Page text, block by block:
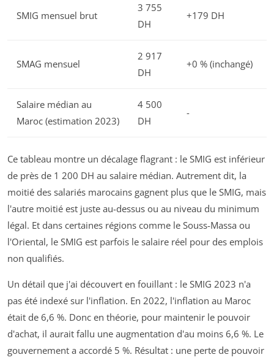
SMIG mensuel brut
3 755
DH
+179 DH
SMAG mensuel
2 917
DH
+0 % (inchangé)
Salaire médian au
Maroc (estimation 2023)
4 500
DH
-
Ce tableau montre un décalage flagrant : le SMIG est inférieur
de près de 1 200 DH au salaire médian. Autrement dit, la
moitié des salariés marocains gagnent plus que le SMIG, mais
l'autre moitié est juste au-dessus ou au niveau du minimum
légal. Et dans certaines régions comme le Souss-Massa ou
l'Oriental, le SMIG est parfois le salaire réel pour des emplois
non qualifiés.
Un détail que j'ai découvert en fouillant : le SMIG 2023 n'a
pas été indexé sur l'inflation. En 2022, l'inflation au Maroc
était de 6,6 %. Donc en théorie, pour maintenir le pouvoir
d'achat, il aurait fallu une augmentation d'au moins 6,6 %. Le
gouvernement a accordé 5 %. Résultat : une perte de pouvoir